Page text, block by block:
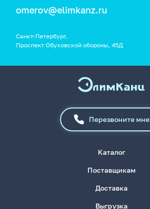
omerov@elimkanz.ru
Санкт-Петербург,
Проспект Обуховской обороны, 45Д
Перезвоните мне
Каталог
Поставщикам
Доставка
Выгрузка